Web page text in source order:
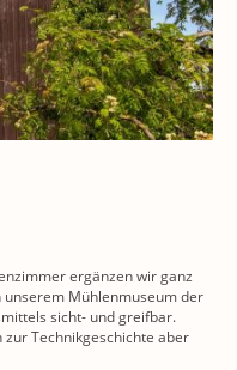
ergänzen wir ganz
Mühlenmuseum der
sicht- und greifbar.
Technikgeschichte aber